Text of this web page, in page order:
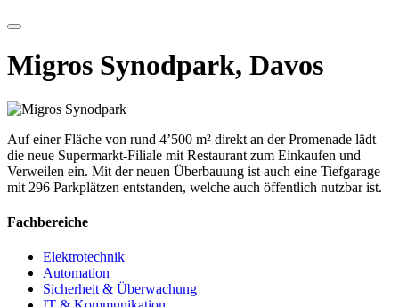
Migros Synodpark, Davos
Auf einer Fläche von rund 4’500 m² direkt an der Promenade lädt
die neue Supermarkt-Filiale mit Restaurant zum Einkaufen und
Verweilen ein. Mit der neuen Überbauung ist auch eine Tiefgarage
mit 296 Parkplätzen entstanden, welche auch öffentlich nutzbar ist.
Fachbereiche
Elektrotechnik
Automation
Sicherheit & Überwachung